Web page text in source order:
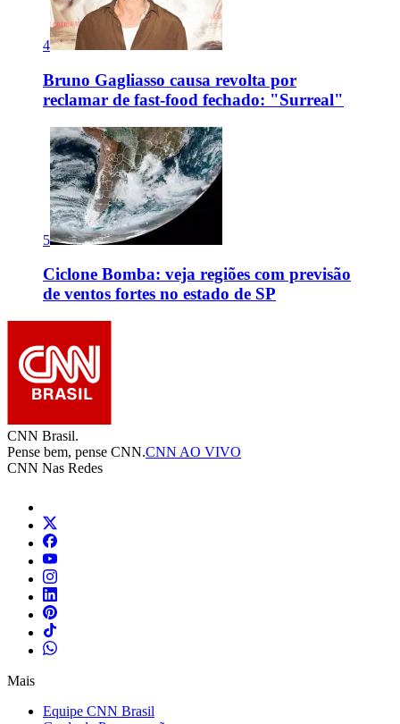
4
Bruno Gagliasso causa revolta por
reclamar de fast-food fechado: "Surreal"
5
Ciclone Bomba: veja regiões com previsão
de ventos fortes no estado de SP
CNN Brasil.
Pense bem, pense CNN.CNN AO VIVO
CNN Nas Redes
Mais
Equipe CNN Brasil